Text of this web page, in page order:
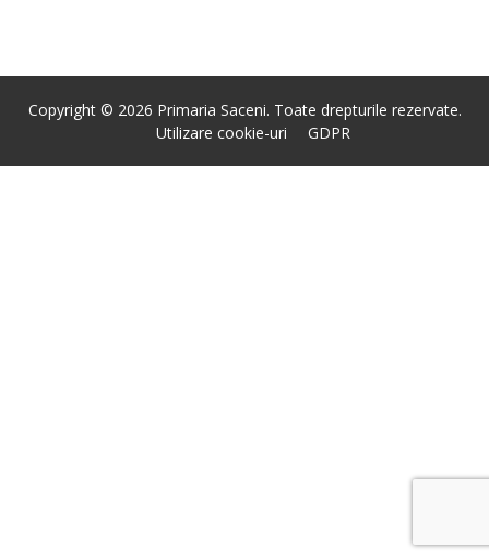
Copyright © 2026 Primaria Saceni. Toate drepturile rezervate.
Utilizare cookie-uri
GDPR